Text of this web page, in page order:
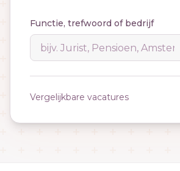
Functie, trefwoord of bedrijf
Vergelijkbare vacatures